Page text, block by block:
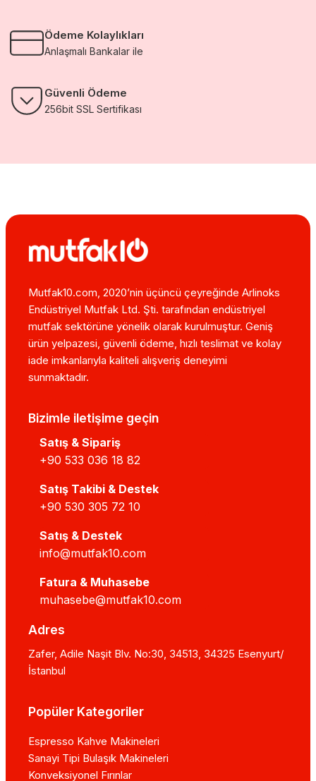
Ödeme Kolaylıkları
Anlaşmalı Bankalar ile
Güvenli Ödeme
256bit SSL Sertifikası
Mutfak10.com, 2020’nin üçüncü çeyreğinde Arlinoks
Endüstriyel Mutfak Ltd. Şti. tarafından endüstriyel
mutfak sektörüne yönelik olarak kurulmuştur. Geniş
ürün yelpazesi, güvenli ödeme, hızlı teslimat ve kolay
iade imkanlarıyla kaliteli alışveriş deneyimi
sunmaktadır.
Bizimle iletişime geçin
Satış & Sipariş
+90 533 036 18 82
Satış Takibi & Destek
+90 530 305 72 10
Satış & Destek
info@mutfak10.com
Fatura & Muhasebe
muhasebe@mutfak10.com
Adres
Zafer, Adile Naşit Blv. No:30, 34513, 34325 Esenyurt/
İstanbul
Popüler Kategoriler
Espresso Kahve Makineleri
Sanayi Tipi Bulaşık Makineleri
Konveksiyonel Fırınlar